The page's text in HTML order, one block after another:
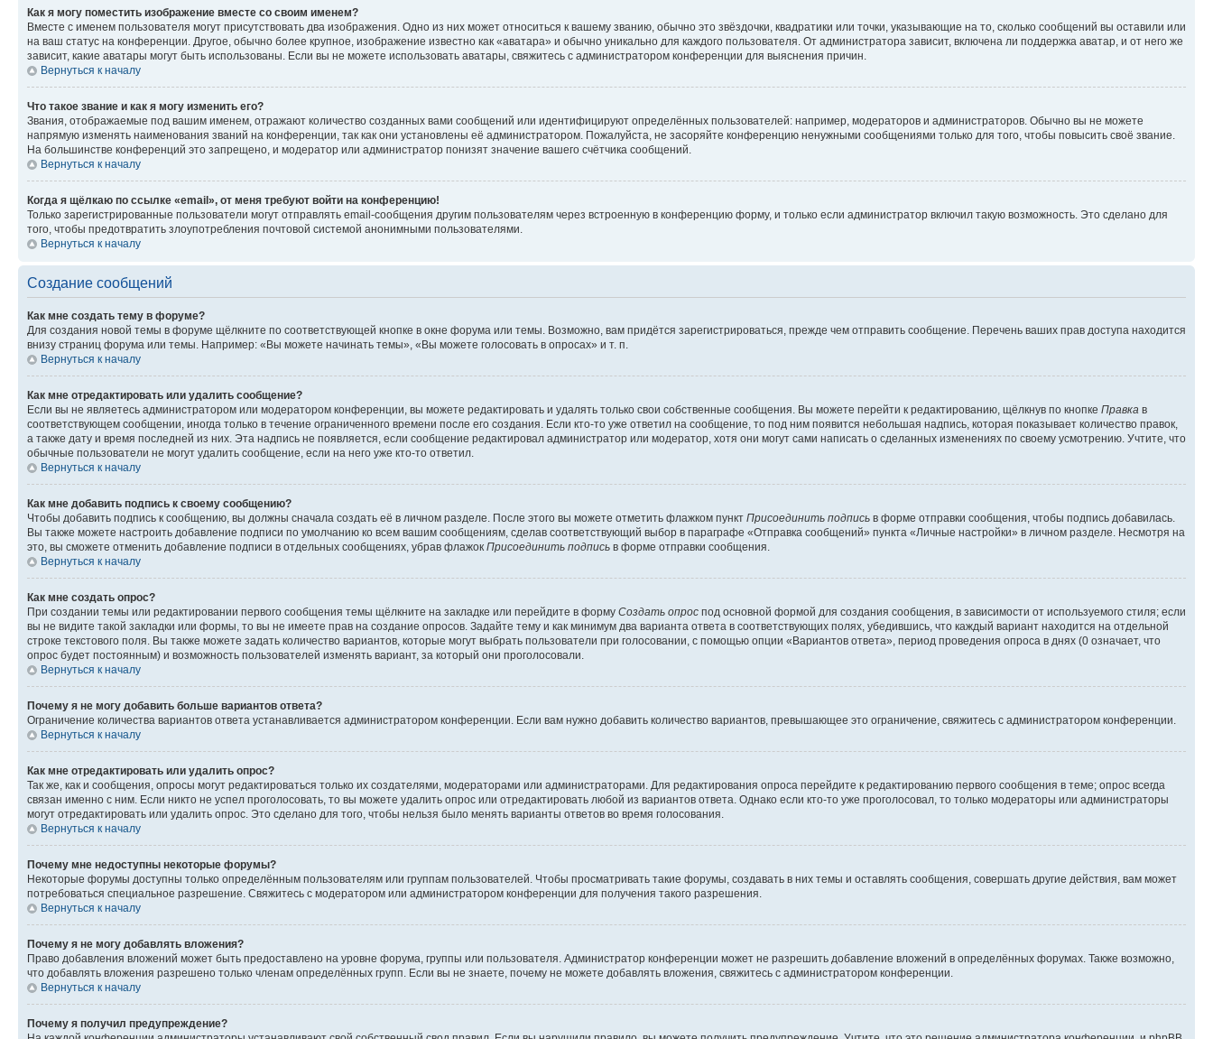
Как я могу поместить изображение вместе со своим именем?
Вместе с именем пользователя могут присутствовать два изображения. Одно из них может относиться к вашему званию, обычно это звёздочки, квадратики или точки, указывающие на то, сколько сообщений вы оставили или
на ваш статус на конференции. Другое, обычно более крупное, изображение известно как «аватара» и обычно уникально для каждого пользователя. От администратора зависит, включена ли поддержка аватар, и от него же
зависит, какие аватары могут быть использованы. Если вы не можете использовать аватары, свяжитесь с администратором конференции для выяснения причин.
Вернуться к началу
Что такое звание и как я могу изменить его?
Звания, отображаемые под вашим именем, отражают количество созданных вами сообщений или идентифицируют определённых пользователей: например, модераторов и администраторов. Обычно вы не можете
напрямую изменять наименования званий на конференции, так как они установлены её администратором. Пожалуйста, не засоряйте конференцию ненужными сообщениями только для того, чтобы повысить своё звание.
На большинстве конференций это запрещено, и модератор или администратор понизят значение вашего счётчика сообщений.
Вернуться к началу
Когда я щёлкаю по ссылке «email», от меня требуют войти на конференцию!
Только зарегистрированные пользователи могут отправлять email-сообщения другим пользователям через встроенную в конференцию форму, и только если администратор включил такую возможность. Это сделано для
того, чтобы предотвратить злоупотребления почтовой системой анонимными пользователями.
Вернуться к началу
Создание сообщений
Как мне создать тему в форуме?
Для создания новой темы в форуме щёлкните по соответствующей кнопке в окне форума или темы. Возможно, вам придётся зарегистрироваться, прежде чем отправить сообщение. Перечень ваших прав доступа находится
внизу страниц форума или темы. Например: «Вы можете начинать темы», «Вы можете голосовать в опросах» и т. п.
Вернуться к началу
Как мне отредактировать или удалить сообщение?
Если вы не являетесь администратором или модератором конференции, вы можете редактировать и удалять только свои собственные сообщения. Вы можете перейти к редактированию, щёлкнув по кнопке Правка в
соответствующем сообщении, иногда только в течение ограниченного времени после его создания. Если кто-то уже ответил на сообщение, то под ним появится небольшая надпись, которая показывает количество правок,
а также дату и время последней из них. Эта надпись не появляется, если сообщение редактировал администратор или модератор, хотя они могут сами написать о сделанных изменениях по своему усмотрению. Учтите, что
обычные пользователи не могут удалить сообщение, если на него уже кто-то ответил.
Вернуться к началу
Как мне добавить подпись к своему сообщению?
Чтобы добавить подпись к сообщению, вы должны сначала создать её в личном разделе. После этого вы можете отметить флажком пункт Присоединить подпись в форме отправки сообщения, чтобы подпись добавилась.
Вы также можете настроить добавление подписи по умолчанию ко всем вашим сообщениям, сделав соответствующий выбор в параграфе «Отправка сообщений» пункта «Личные настройки» в личном разделе. Несмотря на
это, вы сможете отменить добавление подписи в отдельных сообщениях, убрав флажок Присоединить подпись в форме отправки сообщения.
Вернуться к началу
Как мне создать опрос?
При создании темы или редактировании первого сообщения темы щёлкните на закладке или перейдите в форму Создать опрос под основной формой для создания сообщения, в зависимости от используемого стиля; если
вы не видите такой закладки или формы, то вы не имеете прав на создание опросов. Задайте тему и как минимум два варианта ответа в соответствующих полях, убедившись, что каждый вариант находится на отдельной
строке текстового поля. Вы также можете задать количество вариантов, которые могут выбрать пользователи при голосовании, с помощью опции «Вариантов ответа», период проведения опроса в днях (0 означает, что
опрос будет постоянным) и возможность пользователей изменять вариант, за который они проголосовали.
Вернуться к началу
Почему я не могу добавить больше вариантов ответа?
Ограничение количества вариантов ответа устанавливается администратором конференции. Если вам нужно добавить количество вариантов, превышающее это ограничение, свяжитесь с администратором конференции.
Вернуться к началу
Как мне отредактировать или удалить опрос?
Так же, как и сообщения, опросы могут редактироваться только их создателями, модераторами или администраторами. Для редактирования опроса перейдите к редактированию первого сообщения в теме; опрос всегда
связан именно с ним. Если никто не успел проголосовать, то вы можете удалить опрос или отредактировать любой из вариантов ответа. Однако если кто-то уже проголосовал, то только модераторы или администраторы
могут отредактировать или удалить опрос. Это сделано для того, чтобы нельзя было менять варианты ответов во время голосования.
Вернуться к началу
Почему мне недоступны некоторые форумы?
Некоторые форумы доступны только определённым пользователям или группам пользователей. Чтобы просматривать такие форумы, создавать в них темы и оставлять сообщения, совершать другие действия, вам может
потребоваться специальное разрешение. Свяжитесь с модератором или администратором конференции для получения такого разрешения.
Вернуться к началу
Почему я не могу добавлять вложения?
Право добавления вложений может быть предоставлено на уровне форума, группы или пользователя. Администратор конференции может не разрешить добавление вложений в определённых форумах. Также возможно,
что добавлять вложения разрешено только членам определённых групп. Если вы не знаете, почему не можете добавлять вложения, свяжитесь с администратором конференции.
Вернуться к началу
Почему я получил предупреждение?